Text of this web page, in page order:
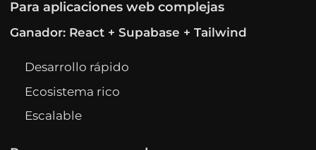
Para aplicaciones web complejas
Ganador: React + Supabase + Tailwind
Desarrollo rápido
Ecosistema rico
Escalable